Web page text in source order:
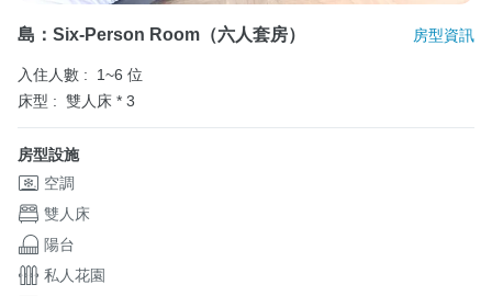
島：Six-Person Room（六人套房） 房型資訊
入住人數 :
1~6 位
床型 : 雙人床 * 3
房型設施
空調
雙人床
陽台
私人花園